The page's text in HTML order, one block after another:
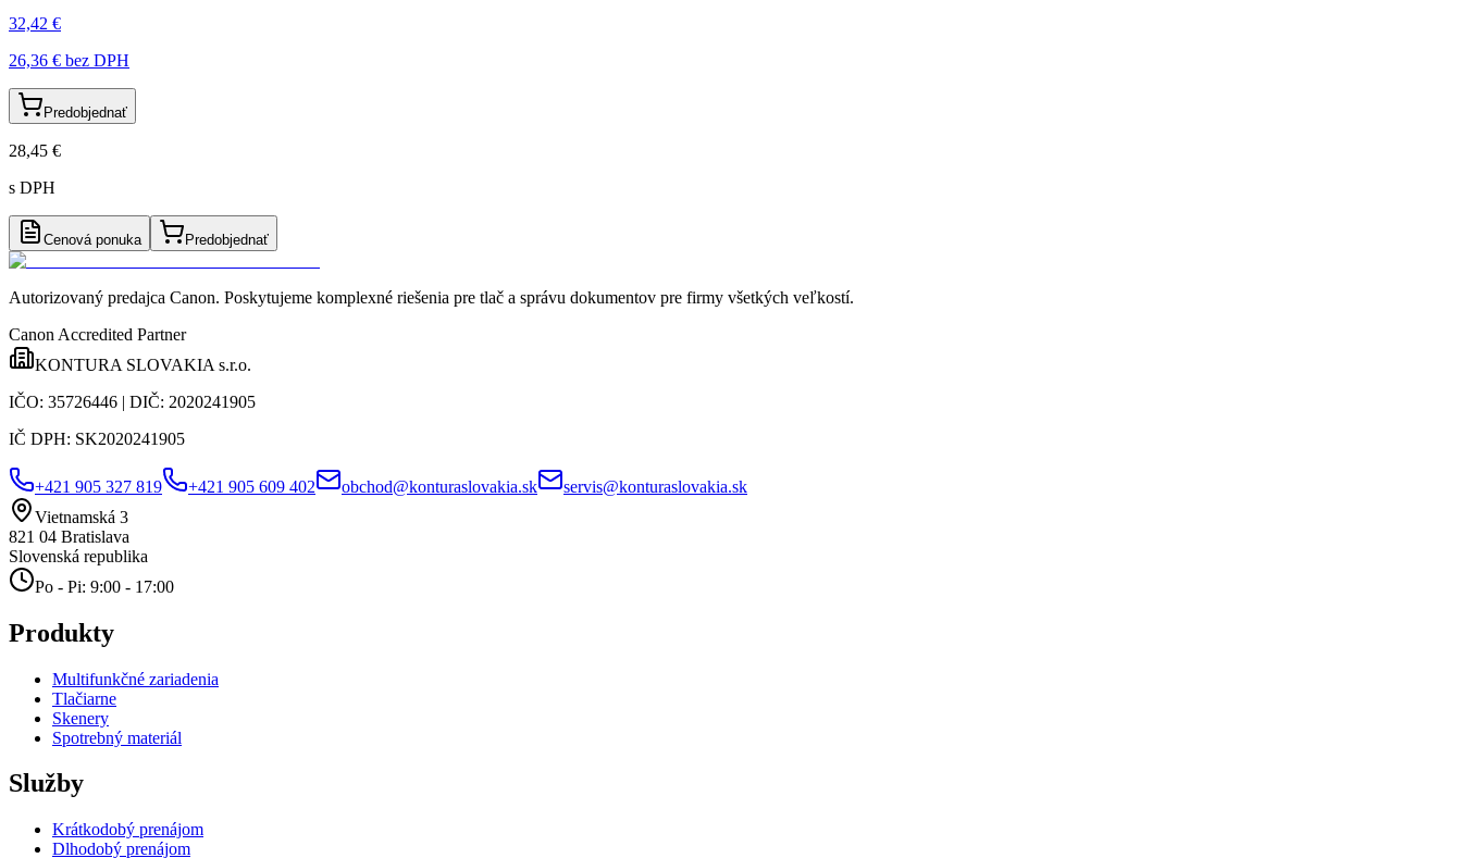
32,42 €
26,36 € bez DPH
Predobjednať
28,45 €
s DPH
Cenová ponuka Predobjednať
Autorizovaný predajca Canon. Poskytujeme komplexné riešenia pre tlač a správu dokumentov pre firmy všetkých veľkostí.
Canon Accredited Partner
KONTURA SLOVAKIA s.r.o.
IČO: 35726446 | DIČ: 2020241905
IČ DPH: SK2020241905
+421 905 327 819 +421 905 609 402 obchod@konturaslovakia.sk
servis@konturaslovakia.sk
Vietnamská 3
821 04 Bratislava
Slovenská republika
Po - Pi: 9:00 - 17:00
Produkty
Multifunkčné zariadenia
Tlačiarne
Skenery
Spotrebný materiál
Služby
Krátkodobý prenájom
Dlhodobý prenájom